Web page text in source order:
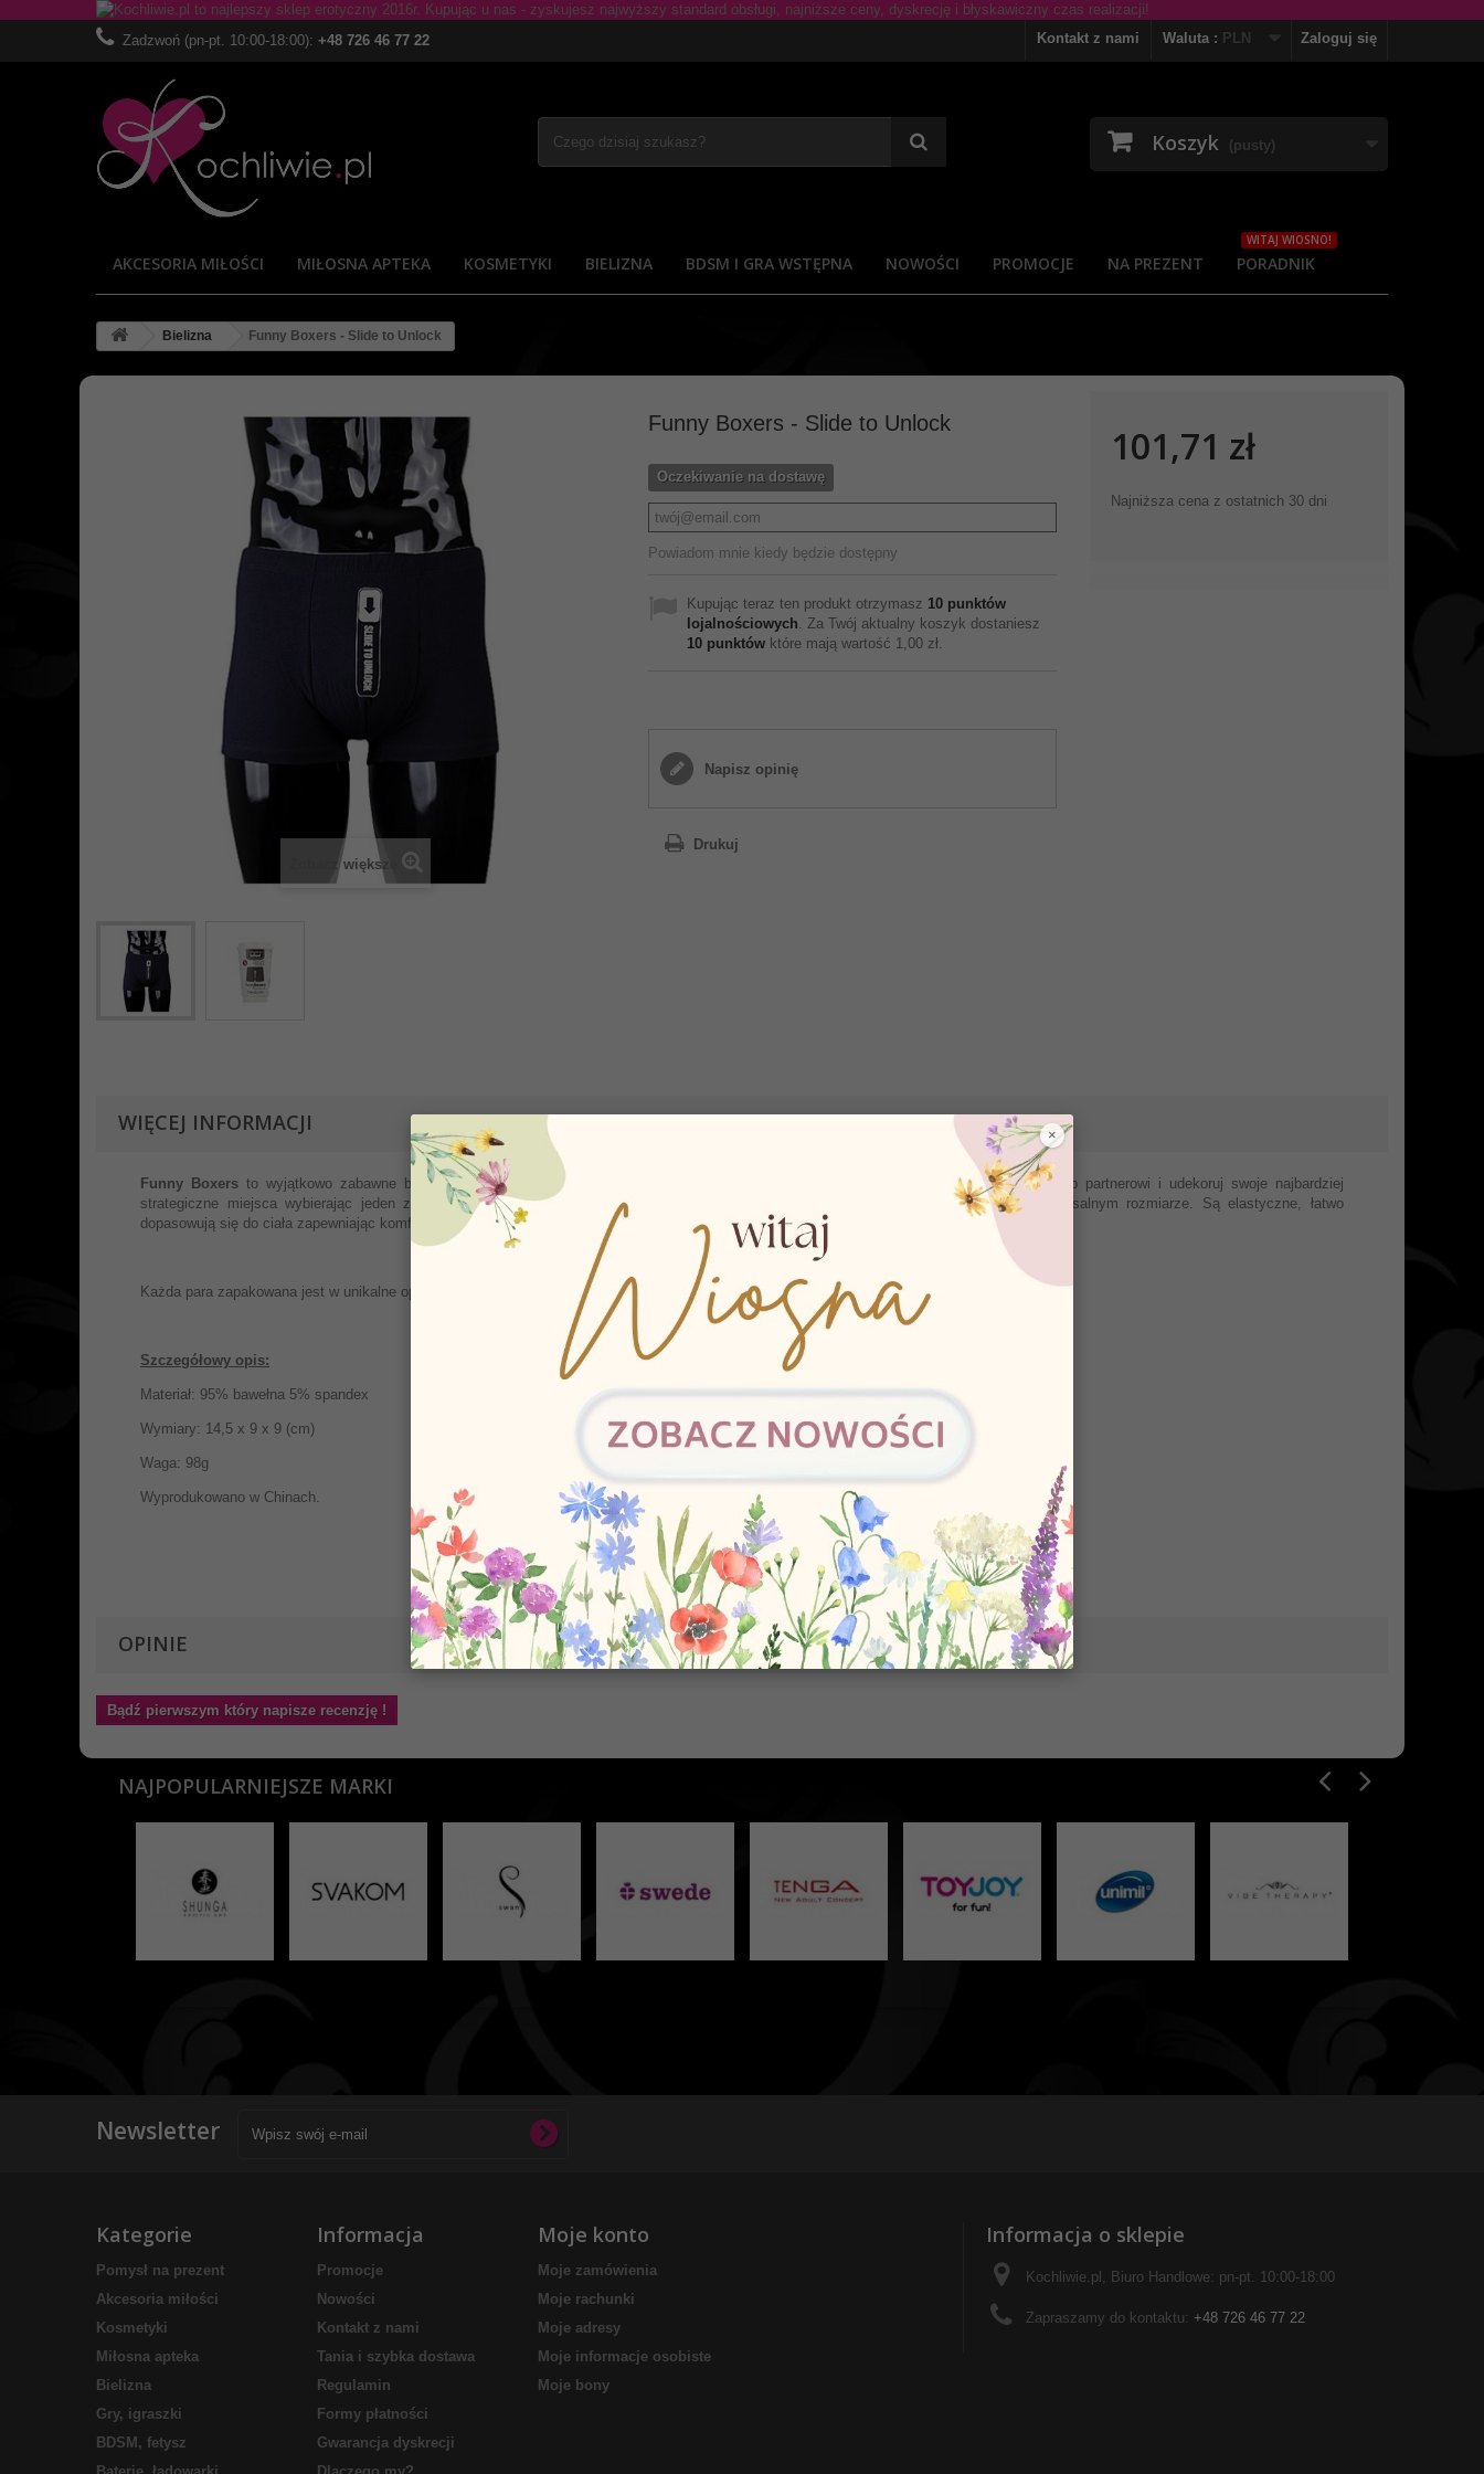
Zaloguj się
Waluta : PLN
Kontakt z nami
Zadzwoń (pn-pt. 10:00-18:00): +48 726 46 77 22
Koszyk (pusty)
AKCESORIA MIŁOŚCI MIŁOSNA APTEKA KOSMETYKI BIELIZNA BDSM I GRA WSTĘPNA NOWOŚCI PROMOCJE NA PREZENT PORADNIK
WITAJ WIOSNO!
Bielizna Funny Boxers - Slide to Unlock
Zobacz większe
Funny Boxers - Slide to Unlock
Oczekiwanie na dostawę
Powiadom mnie kiedy będzie dostępny
Kupując teraz ten produkt otrzymasz 10 punktów
lojalnościowych. Za Twój aktualny koszyk dostaniesz
10 punktów które mają wartość 1,00 zł.
Napisz opinię
Drukuj
101,71 zł
Najniższa cena z ostatnich 30 dni
WIĘCEJ INFORMACJI
Funny Boxers to wyjątkowo zabawne bokserki, zaprojektowane przez Shots Media w Holandii. Spraw wesołą niespodziankę partnerce lub partnerowi i udekoruj swoje najbardziej
strategiczne miejsca wybierając jeden z całej gamy niepowtarzalnych i przezabawnych wzorów. Bokserki dostępne są w jednym, uniwersalnym rozmiarze. Są elastyczne, łatwo
dopasowują się do ciała zapewniając komfort podczas noszenia.
Każda para zapakowana jest w unikalne opakowanie w formie dużego kubka na kawę. Idealnie nadaje się na oryginalny prezent!
Szczegółowy opis:
Materiał: 95% bawełna 5% spandex
Wymiary: 14,5 x 9 x 9 (cm)
Waga: 98g
Wyprodukowano w Chinach.
OPINIE
Bądź pierwszym który napisze recenzję !
NAJPOPULARNIEJSZE MARKI
Newsletter
Kategorie
Pomysł na prezent
Akcesoria miłości
Kosmetyki
Miłosna apteka
Bielizna
Gry, igraszki
BDSM, fetysz
Informacja
Promocje
Nowości
Kontakt z nami
Tania i szybka dostawa
Regulamin
Formy płatności
Gwarancja dyskrecji
Moje konto
Moje zamówienia
Moje rachunki
Moje adresy
Moje informacje osobiste
Moje bony
Informacja o sklepie
Kochliwie.pl, Biuro Handlowe: pn-pt. 10:00-18:00
Zapraszamy do kontaktu: +48 726 46 77 22
×